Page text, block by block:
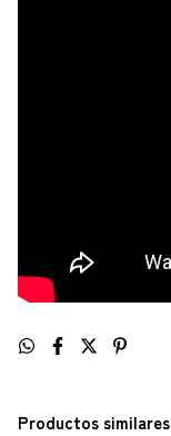
Productos similares